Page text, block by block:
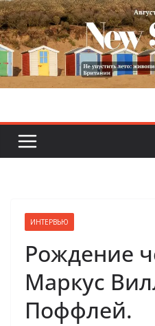
Skip
to
content
ИНТЕРВЬЮ
Рождение
Маркус
Поффлей.